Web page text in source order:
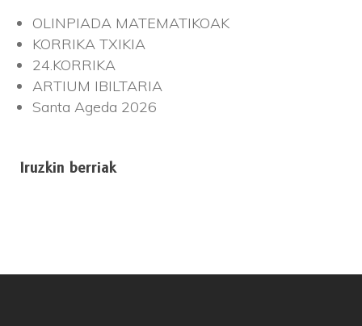
OLINPIADA MATEMATIKOAK
KORRIKA TXIKIA
24.KORRIKA
ARTIUM IBILTARIA
Santa Ageda 2026
Iruzkin berriak